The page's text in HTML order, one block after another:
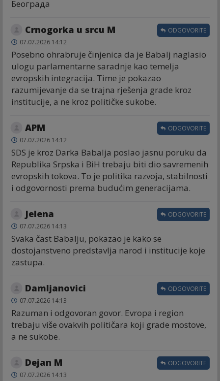
Београда
Crnogorka u srcu M
07.07.2026 14:12
Posebno ohrabruje činjenica da je Babalj naglasio
ulogu parlamentarne saradnje kao temelja
evropskih integracija. Time je pokazao
razumijevanje da se trajna rješenja grade kroz
institucije, a ne kroz političke sukobe.
ODGOVORITE
APM
07.07.2026 14:12
SDS je kroz Darka Babalja poslao jasnu poruku da
Republika Srpska i BiH trebaju biti dio savremenih
evropskih tokova. To je politika razvoja, stabilnosti
i odgovornosti prema budućim generacijama.
ODGOVORITE
Jelena
07.07.2026 14:13
Svaka čast Babalju, pokazao je kako se
dostojanstveno predstavlja narod i institucije koje
zastupa.
ODGOVORITE
Damljanovici
07.07.2026 14:13
Razuman i odgovoran govor. Evropa i region
trebaju više ovakvih političara koji grade mostove,
a ne sukobe.
ODGOVORITE
Dejan M
07.07.2026 14:13
ODGOVORITE